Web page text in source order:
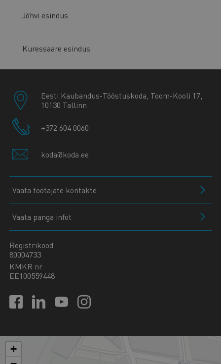
Jõhvi esindus
Kuressaare esindus
Eesti Kaubandus-Tööstuskoda, Toom-Kooli 17,
10130 Tallinn
+372 604 0060
koda@koda.ee
Vaata töötajate kontakte
Vaata panga infot
Registrikood
80004733
KMKR nr
EE100559448
+